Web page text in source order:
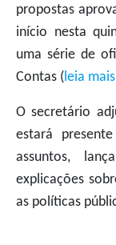
propostas
início nesta
uma série de
Contas (leia
O secretário
estará
assuntos,
explicações
as políticas